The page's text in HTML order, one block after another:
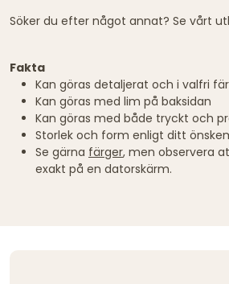
Söker du efter något annat? Se vårt
Fakta
Kan göras detaljerat och i valfri
Kan göras med lim på baksidan
Kan göras med både tryckt och
Storlek och form enligt ditt
Se gärna färger, men observera
exakt på en datorskärm.